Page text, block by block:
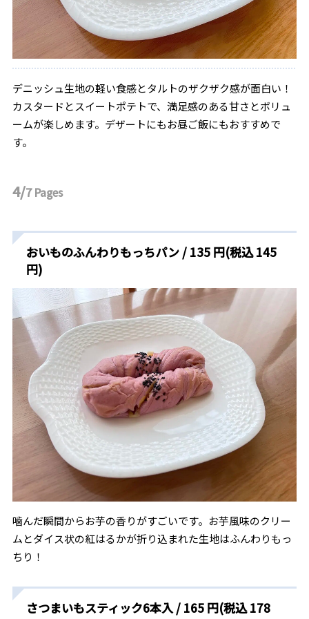
デニッシュ生地の軽い食感とタルトのザクザク感が面白い！
カスタードとスイートポテトで、満足感のある甘さとボリュ
ームが楽しめます。デザートにもお昼ご飯にもおすすめで
す。
4/7Pages
おいものふんわりもっちパン / 135 円(税込 145
円)
噛んだ瞬間からお芋の香りがすごいです。お芋風味のクリー
ムとダイス状の紅はるかが折り込まれた生地はふんわりもっ
ちり！
さつまいもスティック6本入 / 165 円(税込 178